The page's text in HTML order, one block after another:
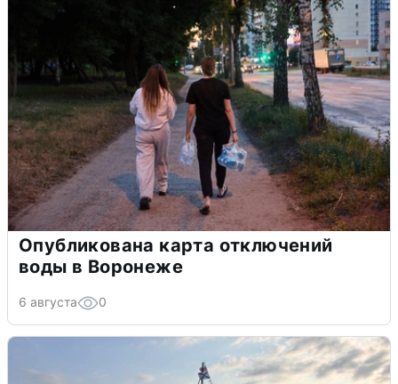
Опубликована карта отключений
воды в Воронеже
6 августа 0